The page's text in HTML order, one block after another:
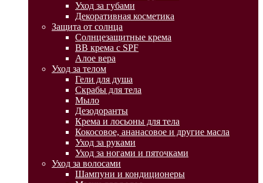
Уход за губами
Декоративная косметика
Защита от солнца
Солнцезащитные крема
BB крема с SPF
Алое вера
Уход за телом
Гели для душа
Скрабы для тела
Мыло
Дезодоранты
Крема и лосьоны для тела
Кокосовое, ананасовое и другие масла
Уход за руками
Уход за ногами и пяточками
Уход за волосами
Шампуни и кондиционеры